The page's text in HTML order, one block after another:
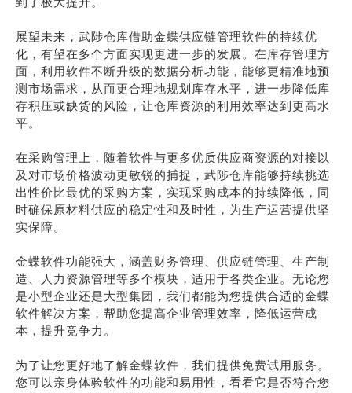
展望未来，武陟仓库借助金蝶供应链管理软件的持续优
化，有望在多个方面实现更进一步的发展。在库存管理方
面，利用软件不断升级的数据分析功能，能够更精准地预
测市场需求，从而更合理地规划库存水平，进一步降低库
存积压或缺货的风险，让仓库资源的利用效率达到更高水
平。
在采购管理上，随着软件与更多优质供应商资源的对接以
及对市场价格波动更敏锐的捕捉，武陟仓库能够持续挑选
出性价比最优的采购方案，实现采购成本的持续降低，同
时确保原材料供应的稳定性和及时性，为生产运营提供坚
实保障。
金蝶软件功能强大，涵盖财务管理、供应链管理、生产制
造、人力资源管理等多个模块，适用于各类企业。无论您
是小型企业还是大型集团，我们都能为您提供合适的金蝶
软件解决方案，帮助您提高企业管理效率，降低运营成
本，提升竞争力。
为了让您更好地了解金蝶软件，我们提供免费试用服务。
您可以亲身体验软件的功能和易用性，看看它是否符合您